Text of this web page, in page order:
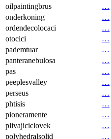
oilpaintingbrus
…
onderkoning
…
ordendecolocaci
…
otocici
…
pademtuar
…
panteranebulosa
…
pas
…
peeplesvalley
…
perseus
…
phtisis
…
pioneramente
…
plivajiciclovek
…
polyhedralsolid
…